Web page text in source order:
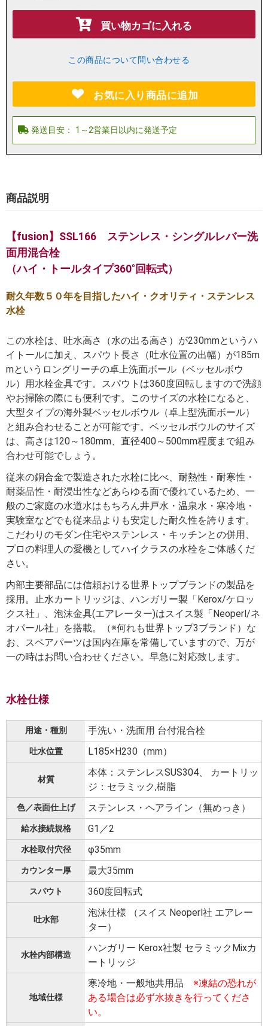
買い物カゴに入れる
この商品について問い合わせる
お気に入り商品に追加
商品説明
【fusion】SSL166 ステンレス・シングルレバー洗
面用混合栓
（ハイ・トールタイプ360°回転式）
耐久年数５０年を目指したハイ・クオリティ・ステンレス
水栓
この水栓は、吐水高さ（水の出る高さ）が230mmというハ
イトールに加え、スパウト長さ（吐水位置の出幅）が185m
mというロングリーチの卓上洗面ボール（ベッセルボウ
ル）用水栓金具です。スパウトは360度回転しますので洗顔
やお掃除の際にも便利です。このサイズの水栓になると、
大型タイプの海外製ベッセルボウル（卓上型洗面ボール）
と組み合わせることが可能です。ベッセルボウルのサイズ
は、高さは120～180mm、直径400～500mm程度まで組み
合わせ可能でしょう。
従来の銅合金で製造された水栓に比べ、耐熱性・耐寒性・
耐薬品性・耐浸出性などあらゆる面で優れているため、一
般のご家庭の水道水はもちろん井戸水・温泉水・寒冷地・
実験室などでも従来品よりも安定した耐久性を誇ります。
こだわりのモダン住宅やステンレス・キッチンとの併用、
プロの料理人の愛機としてハイクラスの水栓をご体感くだ
さい。
内部主要部品には信頼おける世界トップブランドの製品を
採用。止水カートリッジは、ハンガリー製「Kerox/ケロッ
クス社」、泡沫金具(エアレーター)はスイス製「Neoperl/ネ
オパール社」を搭載。（※何れも世界トップ3ブランド）な
お、スペアパーツは国内在庫を常備していますので、万が
一の時はお問い合わせください。早急に対応致します。
水栓仕様
用途・種別 手洗い・洗面用 台付混合栓
吐水位置 L185×H230（mm）
材質
本体：ステンレスSUS304、 カートリッ
ジ：セラミック,樹脂
色／表面仕上げ ステンレス・ヘアライン（無めっき）
給水接続規格 G1／2
水栓取付穴径 φ35mm
カウンター厚 最大35mm
スパウト 360度回転式
吐水部
泡沫仕様 （スイス Neoperl社 エアレー
ター）
水栓内部構造
ハンガリー Kerox社製 セラミックMixカ
ートリッジ
地域仕様
寒冷地・一般地共用品 ※凍結の恐れが
ある場合は必ず水抜きを行ってくださ
い。